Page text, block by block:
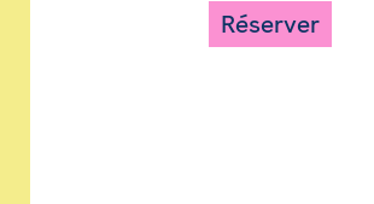
Réserver